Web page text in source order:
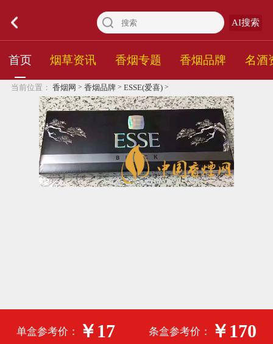
AI搜索
首页 烟草资讯 香烟专题 香烟品牌 名酒
当前位置： 香烟网 > 香烟品牌 > ESSE(爱喜)>
单盒参考价： ￥17 条盒参考价： ￥170